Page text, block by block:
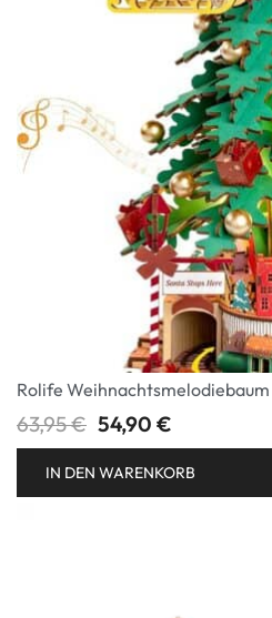
Rolife Weihnachtsmelodiebaum
63,95€ 54,90 €
IN DEN WARENKORB